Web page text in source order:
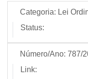
Categoria: Lei
Status:
Número/Ano: 787/
Link: